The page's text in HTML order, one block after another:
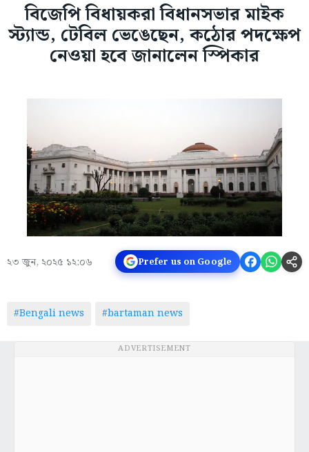
বিজেপি বিধায়করা বিধানসভার মাইক
স্ট্যান্ড, টেবিল ভেঙেছেন, কঠোর পদক্ষেপ
নেওয়া হবে জানালেন স্পিকার
২৩ জুন, ২০২৫ ১২:০৬ Prefer us on Google
#Bengali news #bartaman news
ADVERTISEMENT